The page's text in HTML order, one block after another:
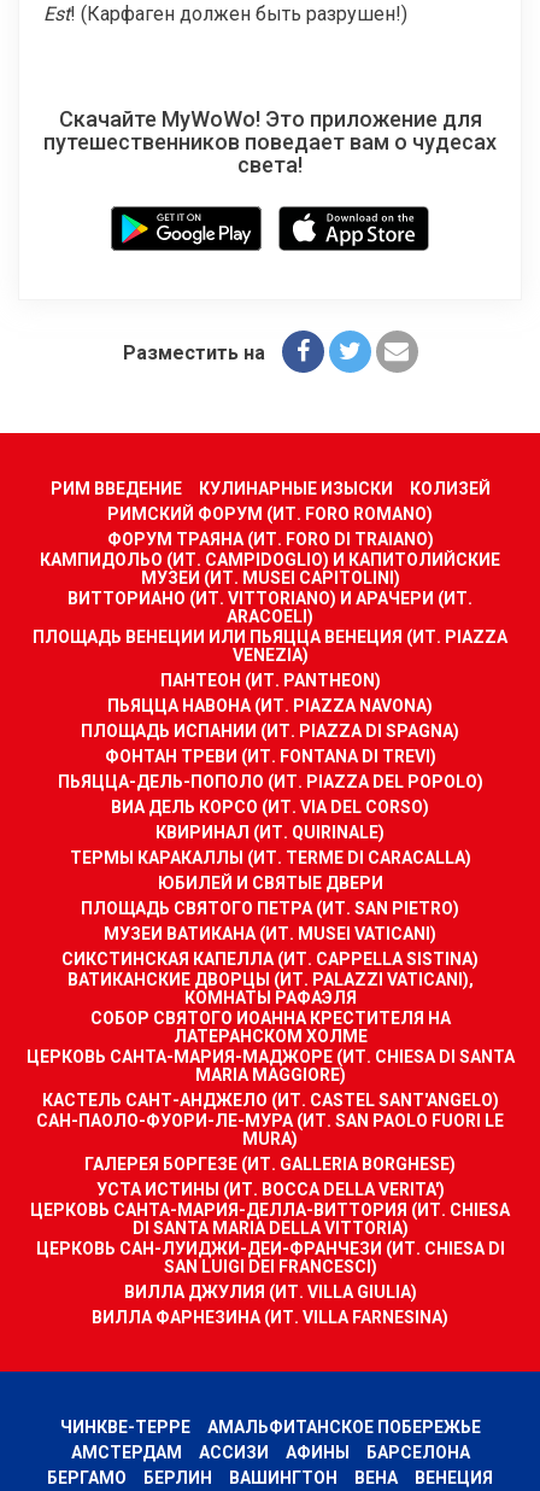
Est! (Карфаген должен быть разрушен!)
Скачайте MyWoWo! Это приложение для
путешественников поведает вам о чудесах
света!
Разместить на
РИМ ВВЕДЕНИЕ КУЛИНАРНЫЕ ИЗЫСКИ
КОЛИЗЕЙ
РИМСКИЙ ФОРУМ (ИТ. FORO ROMANO)
ФОРУМ ТРАЯНА (ИТ. FORO DI TRAIANO)
КАМПИДОЛЬО (ИТ. CAMPIDOGLIO) И КАПИТОЛИЙСКИЕ
МУЗЕИ (ИТ. MUSEI CAPITOLINI)
ВИТТОРИАНО (ИТ. VITTORIANO) И АРАЧЕРИ (ИТ.
ARACOELI)
ПЛОЩАДЬ ВЕНЕЦИИ ИЛИ ПЬЯЦЦА ВЕНЕЦИЯ (ИТ. PIAZZA
VENEZIA)
ПАНТЕОН (ИТ. PANTHEON)
ПЬЯЦЦА НАВОНА (ИТ. PIAZZA NAVONA)
ПЛОЩАДЬ ИСПАНИИ (ИТ. PIAZZA DI SPAGNA)
ФОНТАН ТРЕВИ (ИТ. FONTANA DI TREVI)
ПЬЯЦЦА-ДЕЛЬ-ПОПОЛО (ИТ. PIAZZA DEL POPOLO)
ВИА ДЕЛЬ КОРСО (ИТ. VIA DEL CORSO)
КВИРИНАЛ (ИТ. QUIRINALE)
ТЕРМЫ КАРАКАЛЛЫ (ИТ. TERME DI CARACALLA)
ЮБИЛЕЙ И СВЯТЫЕ ДВЕРИ
ПЛОЩАДЬ СВЯТОГО ПЕТРА (ИТ. SAN PIETRO)
МУЗЕИ ВАТИКАНА (ИТ. MUSEI VATICANI)
СИКСТИНСКАЯ КАПЕЛЛА (ИТ. CAPPELLA SISTINA)
ВАТИКАНСКИЕ ДВОРЦЫ (ИТ. PALAZZI VATICANI),
КОМНАТЫ РАФАЭЛЯ
СОБОР СВЯТОГО ИОАННА КРЕСТИТЕЛЯ НА
ЛАТЕРАНСКОМ ХОЛМЕ
ЦЕРКОВЬ САНТА-МАРИЯ-МАДЖОРЕ (ИТ. CHIESA DI SANTA
MARIA MAGGIORE)
КАСТЕЛЬ САНТ-АНДЖЕЛО (ИТ. CASTEL SANT'ANGELO)
САН-ПАОЛО-ФУОРИ-ЛЕ-МУРА (ИТ. SAN PAOLO FUORI LE
MURA)
ГАЛЕРЕЯ БОРГЕЗЕ (ИТ. GALLERIA BORGHESE)
УСТА ИСТИНЫ (ИТ. BOCCA DELLA VERITA')
ЦЕРКОВЬ САНТА-МАРИЯ-ДЕЛЛА-ВИТТОРИЯ (ИТ. CHIESA
DI SANTA MARIA DELLA VITTORIA)
ЦЕРКОВЬ САН-ЛУИДЖИ-ДЕИ-ФРАНЧЕЗИ (ИТ. CHIESA DI
SAN LUIGI DEI FRANCESCI)
ВИЛЛА ДЖУЛИЯ (ИТ. VILLA GIULIA)
ВИЛЛА ФАРНЕЗИНА (ИТ. VILLA FARNESINA)
ЧИНКВЕ-ТЕРРЕ
АМАЛЬФИТАНСКОЕ ПОБЕРЕЖЬЕ
АМСТЕРДАМ
АССИЗИ АФИНЫ
БАРСЕЛОНА
БЕРГАМО
БЕРЛИН ВАШИНГТОН ВЕНА ВЕНЕЦИЯ